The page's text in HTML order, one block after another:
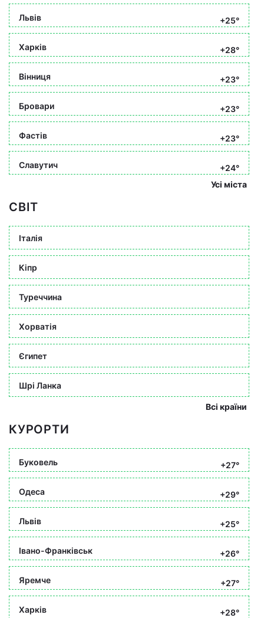
Львів +25°
Харків +28°
Вінниця +23°
Бровари +23°
Фастів +23°
Славутич
+24°
Усі міста
СВІТ
Італія
Кіпр
Туреччина
Хорватія
Єгипет
Шрі Ланка
Всі країни
КУРОРТИ
Буковель +27°
Одеса +29°
Львів +25°
Івано-Франківськ +26°
Яремче +27°
Харків
+28°